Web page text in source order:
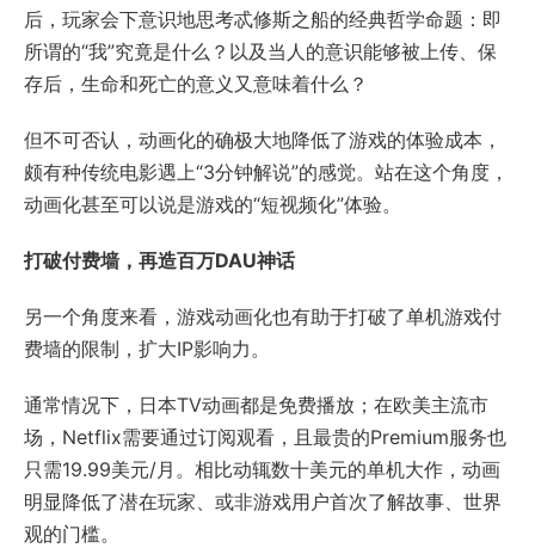
后，玩家会下意识地思考忒修斯之船的经典哲学命题：即
所谓的“我”究竟是什么？以及当人的意识能够被上传、保
存后，生命和死亡的意义又意味着什么？
但不可否认，动画化的确极大地降低了游戏的体验成本，
颇有种传统电影遇上“3分钟解说”的感觉。站在这个角度，
动画化甚至可以说是游戏的“短视频化”体验。
打破付费墙，再造百万DAU神话
另一个角度来看，游戏动画化也有助于打破了单机游戏付
费墙的限制，扩大IP影响力。
通常情况下，日本TV动画都是免费播放；在欧美主流市
场，Netflix需要通过订阅观看，且最贵的Premium服务也
只需19.99美元/月。相比动辄数十美元的单机大作，动画
明显降低了潜在玩家、或非游戏用户首次了解故事、世界
观的门槛。